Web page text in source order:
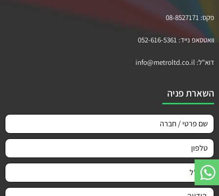
פקס: 08-8527171
וואטסאפ נייד: 052-616-5361
דוא"ל: info@metroltd.co.il
השארת פניה